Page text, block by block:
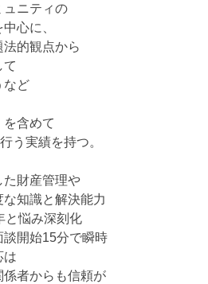
ュニティの
心に、
的観点から
て
など
含めて
う実績を持つ。
た財産管理や
知識と解決能力
と悩み深刻化
談開始15分で瞬時
は
者からも信頼が